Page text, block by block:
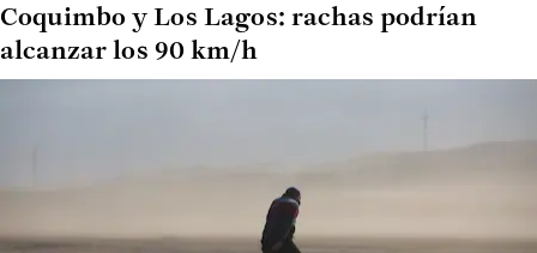
Coquimbo y Los Lagos: rachas podrían
alcanzar los 90 km/h